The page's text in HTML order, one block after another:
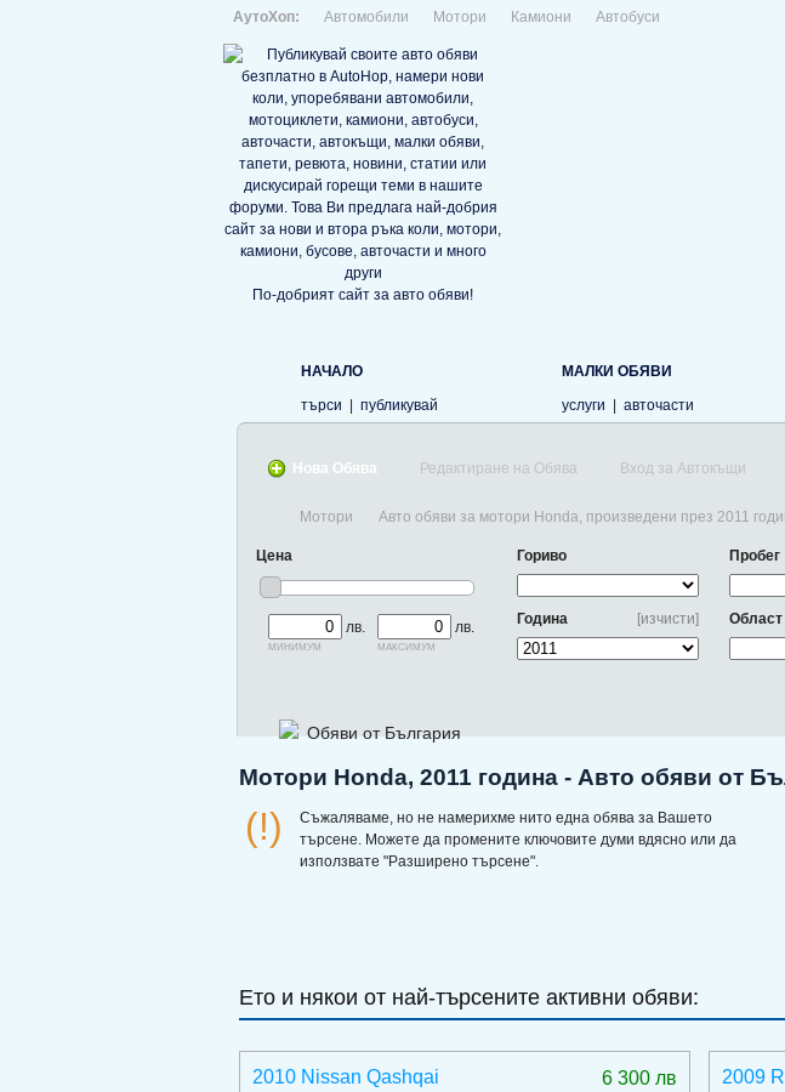
АутоХоп: Автомобили Мотори Камиони Автобуси
По-добрият сайт за авто обяви!
НАЧАЛО
търси
публикувай
МАЛКИ ОБЯВИ
услуги
авточасти
Нова Обява Редактиране на Обява Вход за Автокъщи
Мотори Авто обяви за мотори Honda, произведени през 2011
Цена
лв.
минимум
лв.
максимум
Гориво
[изчисти]
Година
Пробег
Област
Обяви от България
Мотори Honda, 2011 година - Авто обяви от
(!)
Съжаляваме, но не намерихме нито една обява за Вашето
търсене. Можете да промените ключовите думи вдясно или да
използвате "Разширено търсене".
Ето и някои от най-търсените активни обяви:
6 300 лв
2010 Nissan Qashqai 2009